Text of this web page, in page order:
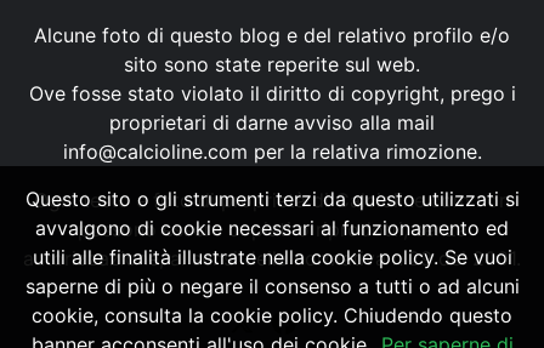
Alcune foto di questo blog e del relativo profilo e/o
sito sono state reperite sul web.
Ove fosse stato violato il diritto di copyright, prego i
proprietari di darne avviso alla mail
info@calcioline.com per la relativa rimozione.
Ogni testo e foto di proprietà di Calcioline.com non
possono essere copiati o riprodotti, senza
autorizzazione, ai sensi della normativa n.29 del 2001.
Questo sito o gli strumenti terzi da questo utilizzati si
avvalgono di cookie necessari al funzionamento ed
utili alle finalità illustrate nella cookie policy. Se vuoi
saperne di più o negare il consenso a tutti o ad alcuni
cookie, consulta la cookie policy. Chiudendo questo